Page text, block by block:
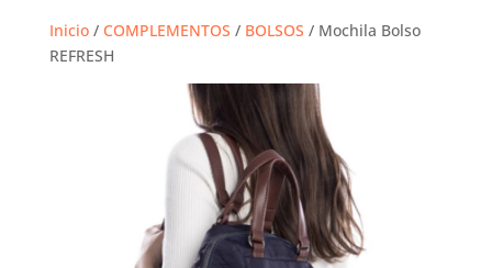
Inicio/ COMPLEMENTOS / BOLSOS / Mochila Bolso
REFRESH